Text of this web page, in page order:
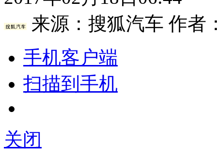
来源： 搜狐汽车 作者
手机客户端
扫描到手机
关闭